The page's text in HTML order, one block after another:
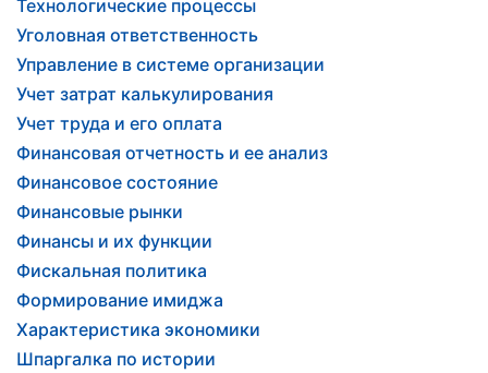
Технологические процессы
Уголовная ответственность
Управление в системе организации
Учет затрат калькулирования
Учет труда и его оплата
Финансовая отчетность и ее анализ
Финансовое состояние
Финансовые рынки
Финансы и их функции
Фискальная политика
Формирование имиджа
Характеристика экономики
Шпаргалка по истории